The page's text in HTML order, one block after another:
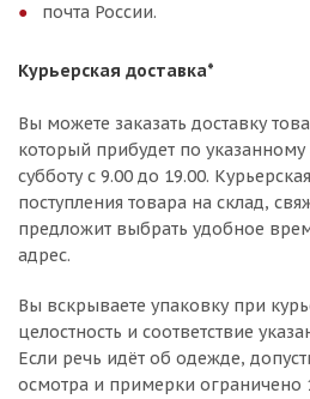
почта России.
Курьерская доставка*
Вы можете заказать доставку
который прибудет по
субботу с 9.00 до 19.00.
поступления товара на склад,
предложит выбрать удобное
адрес.
Вы вскрываете упаковку при
целостность и соответствие
Если речь идёт об одежде,
осмотра и примерки ограничено